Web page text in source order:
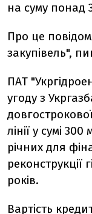
на суму понад
Про це
закупівель",
ПАТ
угоду з
лінії у сумі
річних для
реконструкції
років.
Вартість